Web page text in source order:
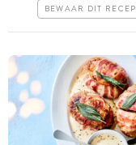
BEWAAR DIT